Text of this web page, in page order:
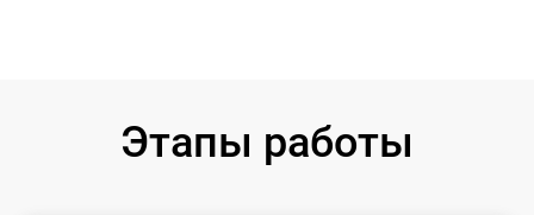
Этапы работы